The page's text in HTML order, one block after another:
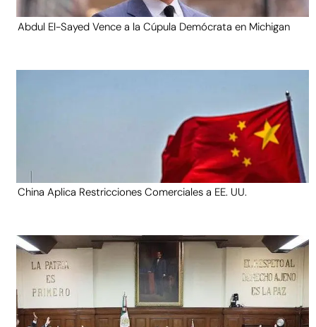
Abdul El-Sayed Vence a la Cúpula Demócrata en Michigan
China Aplica Restricciones Comerciales a EE. UU.